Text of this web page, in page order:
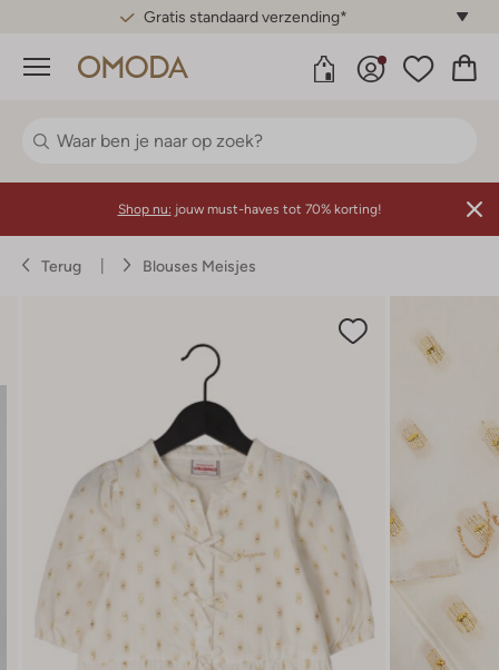
Gratis standaard verzending*
Menu
Shop nu: jouw must-haves tot 70% korting!
Terug Blouses Meisjes